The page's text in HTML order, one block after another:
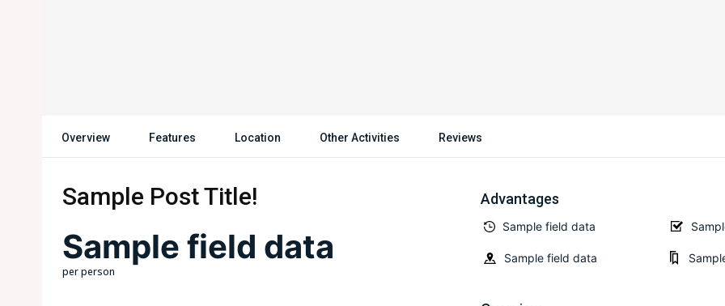
Overview Features Location Other Activities Reviews
Sample Post Title!
Sample field data
per person
Advantages
Sample field data
Sample field data